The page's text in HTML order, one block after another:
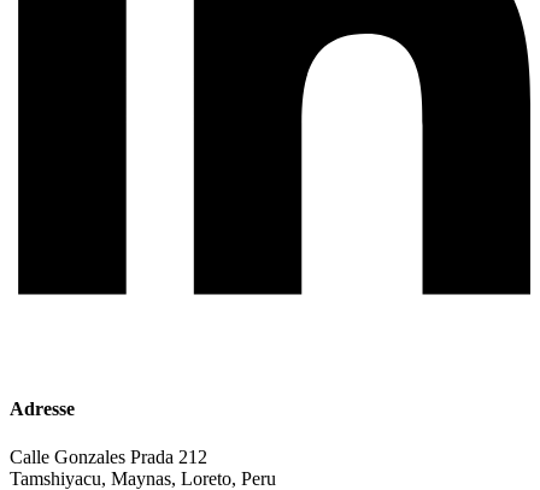
Adresse
Calle Gonzales Prada 212
Tamshiyacu, Maynas, Loreto, Peru